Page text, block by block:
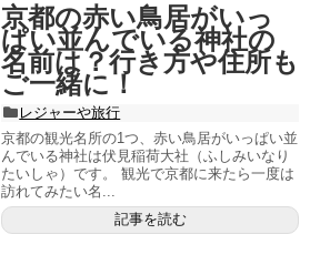
京都の赤い鳥居がいっ
ぱい並んでいる神社の
名前は？行き方や住所も
ご一緒に！
レジャーや旅行
京都の観光名所の1つ、赤い鳥居がいっぱい並
んでいる神社は伏見稲荷大社（ふしみいなり
たいしゃ）です。 観光で京都に来たら一度は
訪れてみたい名...
記事を読む